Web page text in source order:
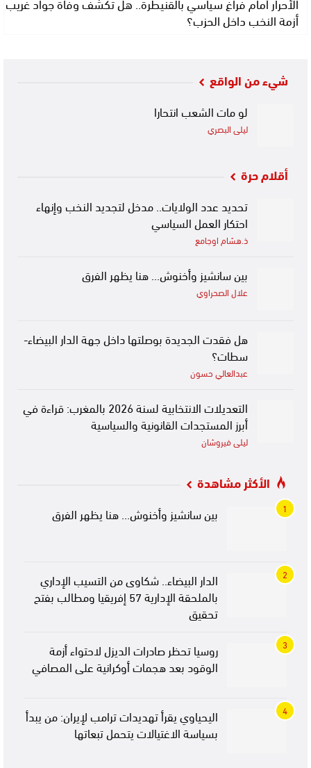
أزمة النخب داخل الحزب؟
شيء من الواقع
لو مات الشعب انتحارا
ليلى البصري
أقلام حرة
تحديد عدد الولايات.. مدخل لتجديد النخب وإنهاء
احتكار العمل السياسي
ذ.هشام اوجامع
بين سانشيز وأخنوش… هنا يظهر الفرق
علال الصحراوي
هل فقدت الجديدة بوصلتها داخل جهة الدار البيضاء-
سطات؟
عبدالعالي حسون
التعديلات الانتخابية لسنة 2026 بالمغرب: قراءة في
أبرز المستجدات القانونية والسياسية
ليلى فيروشان
الأكثر مشاهدة
1 بين سانشيز وأخنوش… هنا يظهر الفرق
2 الدار البيضاء.. شكاوى من التسيب الإداري
بالملحقة الإدارية 57 إفريقيا ومطالب بفتح
تحقيق
3 روسيا تحظر صادرات الديزل لاحتواء أزمة
الوقود بعد هجمات أوكرانية على المصافي
4 اليحياوي يقرأ تهديدات ترامب لإيران: من يبدأ
بسياسة الاغتيالات يتحمل تبعاتها